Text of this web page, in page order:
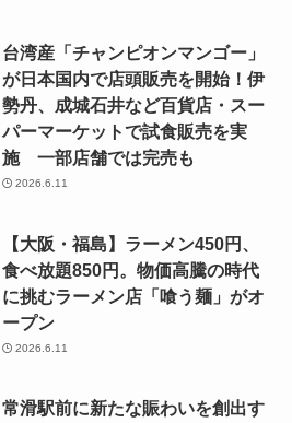
台湾産「チャンピオンマンゴー」
が日本国内で店頭販売を開始！伊
勢丹、成城石井など百貨店・スー
パーマーケットで試食販売を実
施 一部店舗では完売も
2026.6.11
【大阪・福島】ラーメン450円、
食べ放題850円。物価高騰の時代
に挑むラーメン店「喰う麺」がオ
ープン
2026.6.11
常滑駅前に新たな賑わいを創出す